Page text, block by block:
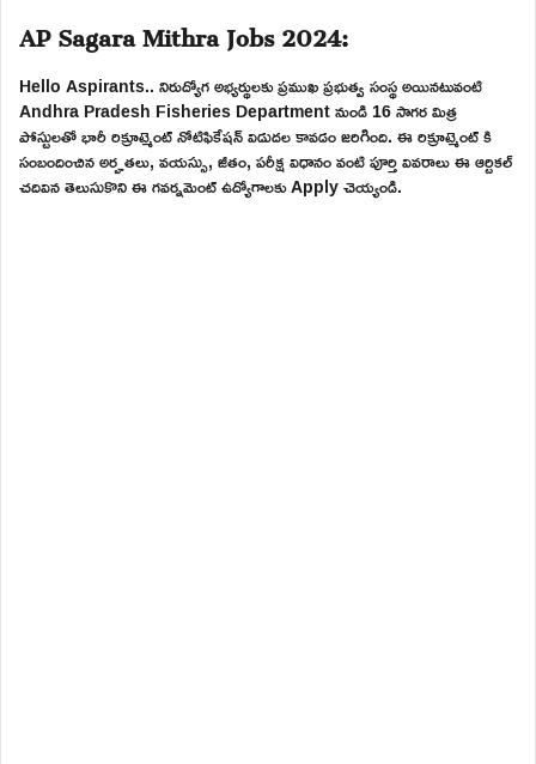
AP Sagara Mithra Jobs 2024:
Hello Aspirants.. నిరుద్యోగ అభ్యర్థులకు ప్రముఖ ప్రభుత్వ సంస్థ అయినటువంటి
Andhra Pradesh Fisheries Department నుండి 16 సాగర మిత్ర
పోస్టులతో భారీ రిక్రూట్మెంట్ నోటిఫికేషన్ విడుదల కావడం జరిగింది. ఈ రిక్రూట్మెంట్ కి
సంబందించిన అర్హతలు, వయస్సు, జీతం, పరీక్ష విధానం వంటి పూర్తి వివరాలు ఈ ఆర్టికల్
చదివిన తెలుసుకొని ఈ గవర్నమెంట్ ఉద్యోగాలకు Apply చెయ్యండి.